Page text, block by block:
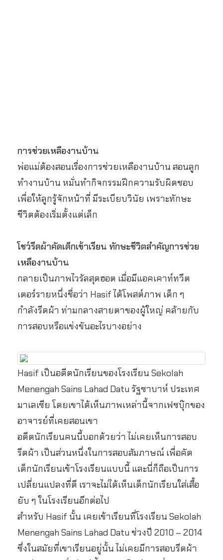
การช่วยเหลืองานบ้าน
พ่อแม่ต้องสอนเรื่องการช่วยเหลืองานบ้าน สอนลูก
ทำงานบ้าน หมั่นทำกิจกรรมฝึกความรับผิดชอบ
เพื่อให้ลูกรู้จักหน้าที่ มีระเบียบวินัย เพราะทักษะ
ชีวิตต้องเริ่มตั้งแต่เล็ก
โชว์รีดผ้าคัดเด็กเข้าเรียน ทักษะชีวิตสำคัญการช่วย
เหลืองานบ้าน
กลายเป็นภาพไวรัลสุดฮอต เมื่อมีแอคเคาท์ทวีต
เตอร์รายหนึ่งชื่อว่า Hasif ได้โพสต์ภาพ เด็ก ๆ
กำลังรีดผ้า ท่ามกลางสายตาของผู้ใหญ่ คล้ายกับ
การสอบหรือแข่งขันอะไรบางอย่าง
Hasif เป็นอดีตนักเรียนของโรงเรียน Sekolah
Menengah Sains Lahad Datu รัฐซาบาห์ ประเทศ
มาเลเซีย โดยเขาได้เห็นภาพเหล่านี้จากเฟซบุ๊กของ
อาจารย์ที่เคยสอนเขา
อดีตนักเรียนคนนี้บอกด้วยว่า ไม่เคยเห็นการสอบ
รีดผ้า เป็นส่วนหนึ่งในการสอบสัมภาษณ์ เพื่อคัด
เด็กนักเรียนเข้าโรงเรียนแบบนี้ และนี่ก็ถือเป็นการ
เปลี่ยนแปลงที่ดี เราจะไม่ได้เห็นเด็กนักเรียนใส่เสื้อ
ยับ ๆ ในโรงเรียนอีกต่อไป
สำหรับ Hasif นั้น เคยเข้าเรียนที่โรงเรียน Sekolah
Menengah Sains Lahad Datu ช่วงปี 2010 – 2014
ซึ่งในสมัยที่เขาเรียนอยู่นั้น ไม่เคยมีการสอบรีดผ้า